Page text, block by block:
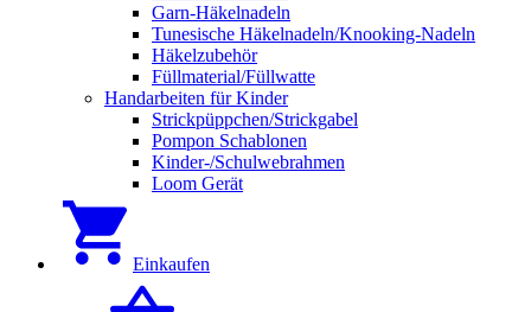
Garn-Häkelnadeln
Tunesische Häkelnadeln/Knooking-Nadeln
Häkelzubehör
Füllmaterial/Füllwatte
Handarbeiten für Kinder
Strickpüppchen/Strickgabel
Pompon Schablonen
Kinder-/Schulwebrahmen
Loom Gerät
Einkaufen